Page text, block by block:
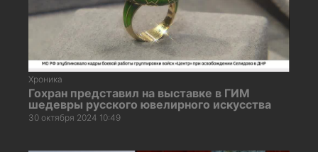
Хроника
Гохран представил на выставке в ГИМ
шедевры русского ювелирного искусства
30 октября 2024 10:49